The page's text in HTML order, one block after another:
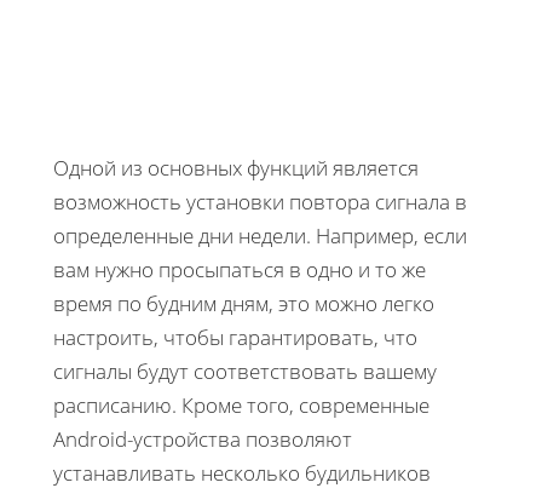
Одной из основных функций является
возможность установки повтора сигнала в
определенные дни недели. Например, если
вам нужно просыпаться в одно и то же
время по будним дням, это можно легко
настроить, чтобы гарантировать, что
сигналы будут соответствовать вашему
расписанию. Кроме того, современные
Android-устройства позволяют
устанавливать несколько будильников